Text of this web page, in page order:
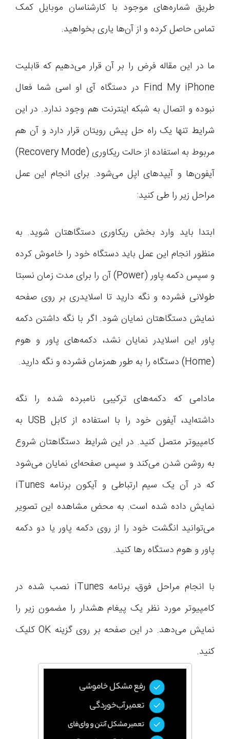
طریق شماره‌های موجود با کارشناسان موبایل کمک
تماس حاصل کرده و از آن‌ها یاری بخواهید.
ما در این مقاله فرض را بر آن قرار می‌دهیم که قابلیت
Find My iPhone در دستگاه آی او اسی شما فعال
نبوده و اتصال به شبکه اینترنت هم وجود ندارد. در این
شرایط تنها یک راه حل پیش رویتان قرار دارد و آن هم
مربوط به استفاده از حالت ریکاوری (Recovery Mode)
آیفون‌ها و آیپدهای اپل می‌شود. برای انجام این عمل
مراحل زیر را طی کنید:
ابتدا باید وارد بخش ریکاوری دستگاهتان شوید. به
منظور انجام این عمل باید دستگاه خود را خاموش کرده
و سپس دکمه پاور (Power) آن را برای مدت زمان نسبتا
طولانی فشرده و نگه دارید تا اسلایدری بر روی صفحه
نمایش دستگاهتان نمایان شود. اگر با نگه داشتن دکمه
پاور این اسلایدر نمایان نشد، دکمه‌های پاور و هوم
(Home) دستگاه را به طور همزمان فشرده و نگه دارید.
مادامی که دکمه‌های ترکیبی نامبرده شده را نگه
داشته‌اید، آیفون خود را با استفاده از کابل USB به
کامپیوتر متصل کنید. در این شرایط دستگاهتان شروع
به روشن شدن می‌کند و سپس صفحه‌ای نمایان می‌شود
که در آن یک سیم ارتباطی و آیکون برنامه iTunes
نمایش داده شده است. به محض مشاهده این تصویر
می‌توانید انگشت خود را از روی دکمه پاور یا دو دکمه
پاور و هوم دستگاه رها کنید.
با انجام مراحل فوق، برنامه iTunes نصب شده در
کامپیوتر مورد نظر یک پیغام هشدار را مضمون زیر را
نمایش می‌دهد. در این صفحه بر روی گزینه OK کلیک
کنید.